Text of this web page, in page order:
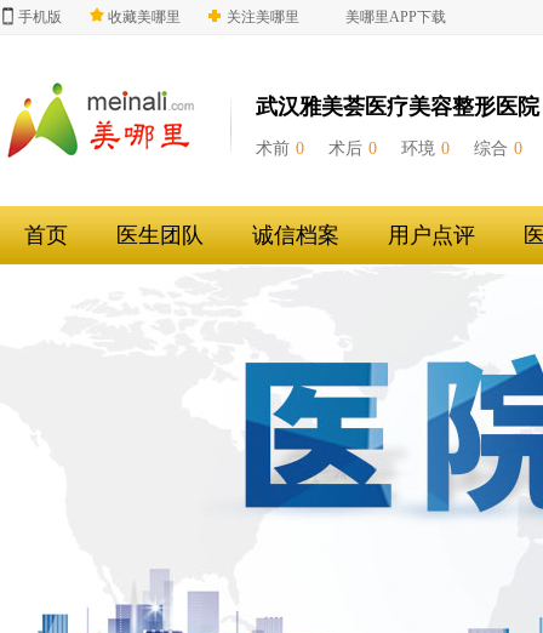
手机版 收藏美哪里 关注美哪里 美哪里APP下载
武汉雅美荟医疗美容整形医院
术前 0 术后 0 环境 0 综合 0
首页 医生团队 诚信档案 用户点评